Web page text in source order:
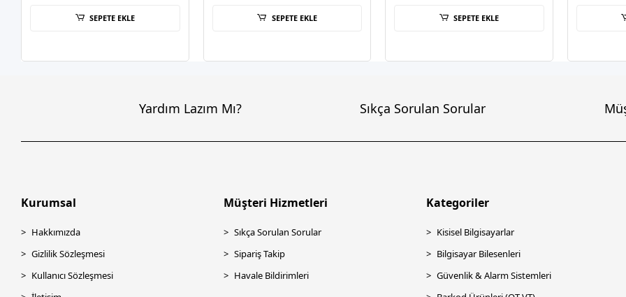
SEPETE EKLE SEPETE EKLE SEPETE EKLE
Yardım Lazım Mı? Sıkça Sorulan Sorular
Kurumsal
Hakkımızda
Gizlilik Sözleşmesi
Kullanıcı Sözleşmesi
Müşteri Hizmetleri
Sıkça Sorulan Sorular
Sipariş Takip
Havale Bildirimleri
Kategoriler
Kisisel Bilgisayarlar
Bilgisayar Bilesenleri
Güvenlik & Alarm Sistemleri